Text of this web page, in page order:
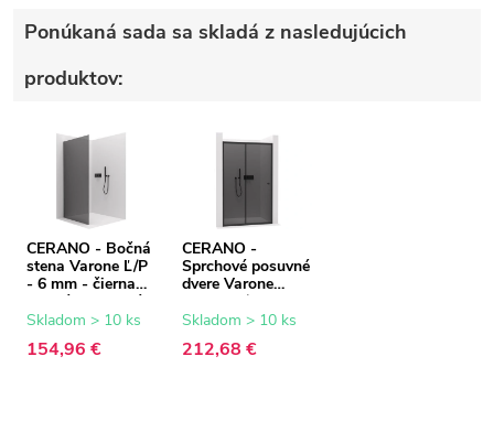
Ponúkaná sada sa skladá z nasledujúcich
produktov:
CERANO - Bočná
stena Varone Ľ/P
- 6 mm - čierna
matná, grafitové
sklo - 100x195
Skladom > 10 ks
154,96 €
CERANO -
Sprchové posuvné
dvere Varone
POINT Ľ/P - 6
mm - čierna
sklo - 90x195 cm
Skladom > 10 ks
212,68 €